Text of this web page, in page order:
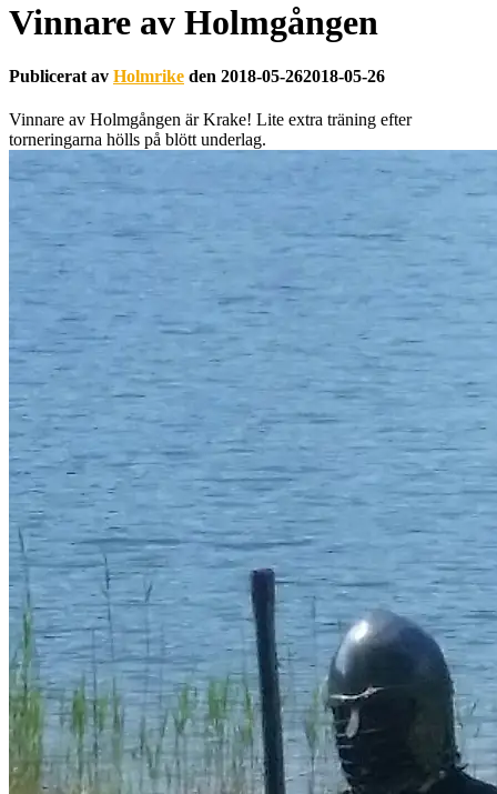
Vinnare av Holmgången
Publicerat av Holmrike den 2018-05-262018-05-26
Vinnare av Holmgången är Krake! Lite extra träning efter
torneringarna hölls på blött underlag.